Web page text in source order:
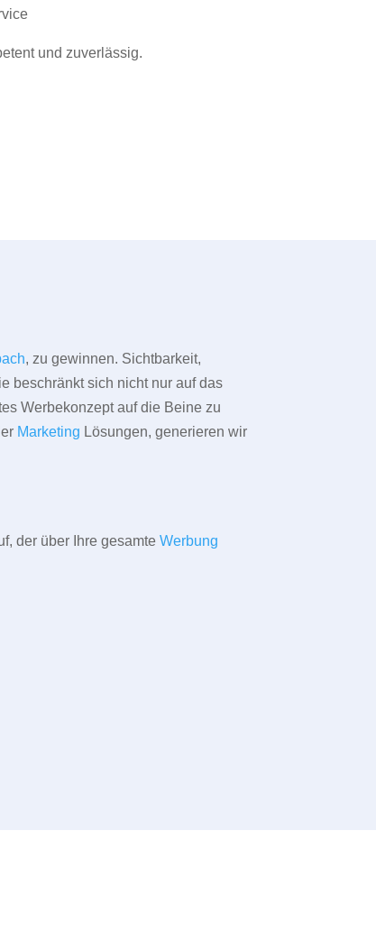
und zuverlässig.
, zu gewinnen. Sichtbarkeit,
beschränkt sich nicht nur auf das
Werbekonzept auf die Beine zu
Marketing Lösungen, generieren wir
der über Ihre gesamteWerbung